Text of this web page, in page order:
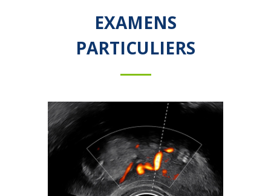
EXAMENS
PARTICULIERS